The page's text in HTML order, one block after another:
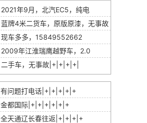
2021年9月，北汽EC5，纯电
蓝牌4米二货车，原版原漆，无事故
现车多多，15849552662
2009年江淮瑞鹰越野车，2.0
二手车，无事故|+|+|+|+|
有问题打电话|+|+|+|+|+
金都国际|+|+|+|+|+|+
全天通辽长春往返|+|+|+|+